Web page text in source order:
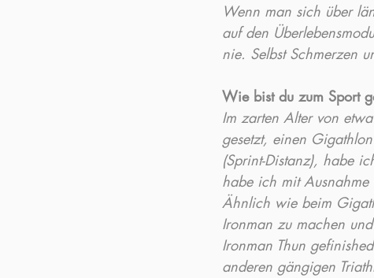
Wenn man sich über
auf den
nie. Selbst Schmerzen
Wie bist du zum Sport
Im zarten Alter von
gesetzt, einen
(Sprint-Distanz), habe
habe ich mit Ausnahme
Ähnlich wie beim
Ironman zu machen
Ironman Thun
anderen gängigen